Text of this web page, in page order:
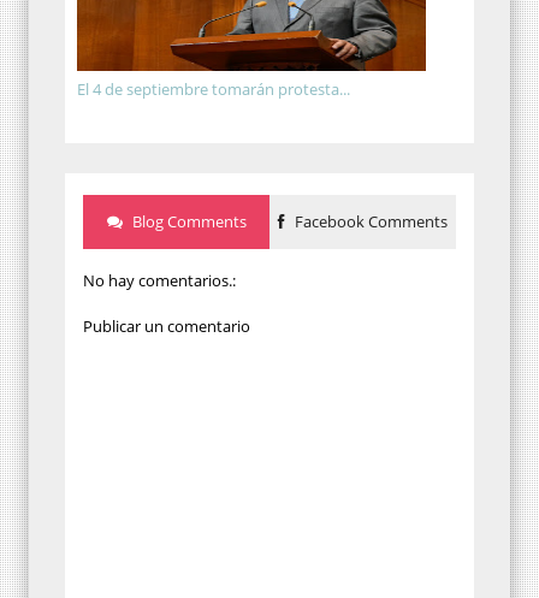
El 4 de septiembre tomarán protesta...
Blog Comments Facebook Comments
No hay comentarios.:
Publicar un comentario